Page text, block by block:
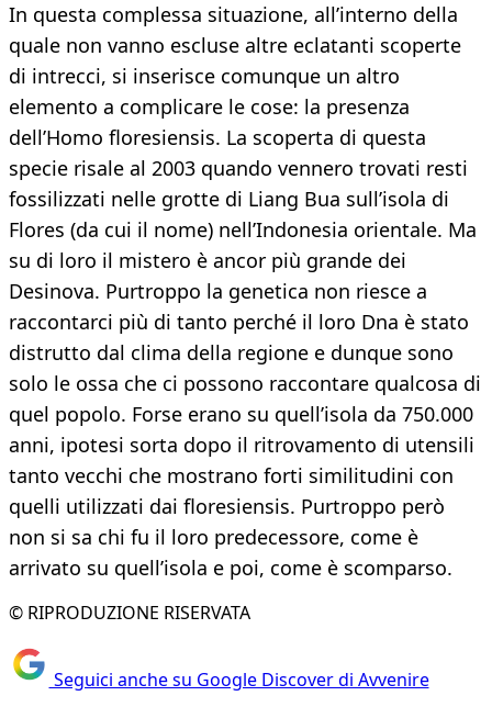
In questa complessa situazione, all’interno della
quale non vanno escluse altre eclatanti scoperte
di intrecci, si inserisce comunque un altro
elemento a complicare le cose: la presenza
dell’Homo floresiensis. La scoperta di questa
specie risale al 2003 quando vennero trovati resti
fossilizzati nelle grotte di Liang Bua sull’isola di
Flores (da cui il nome) nell’Indonesia orientale. Ma
su di loro il mistero è ancor più grande dei
Desinova. Purtroppo la genetica non riesce a
raccontarci più di tanto perché il loro Dna è stato
distrutto dal clima della regione e dunque sono
solo le ossa che ci possono raccontare qualcosa di
quel popolo. Forse erano su quell’isola da 750.000
anni, ipotesi sorta dopo il ritrovamento di utensili
tanto vecchi che mostrano forti similitudini con
quelli utilizzati dai floresiensis. Purtroppo però
non si sa chi fu il loro predecessore, come è
arrivato su quell’isola e poi, come è scomparso.
© RIPRODUZIONE RISERVATA
Seguici anche su Google Discover di Avvenire